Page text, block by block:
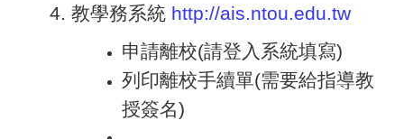
4. 教學務系統 http://ais.ntou.edu.tw
申請離校(請登入系統填寫)
列印離校手續單(需要給指導教
授簽名)